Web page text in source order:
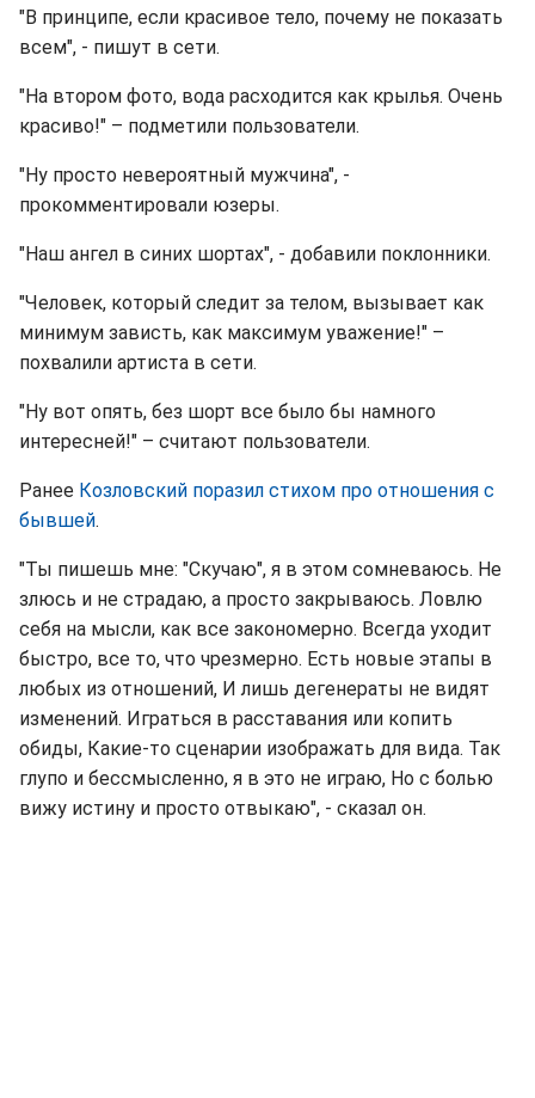
"В принципе, если красивое тело, почему не показать
всем", - пишут в сети.
"На втором фото, вода расходится как крылья. Очень
красиво!" – подметили пользователи.
"Ну просто невероятный мужчина", -
прокомментировали юзеры.
"Наш ангел в синих шортах", - добавили поклонники.
"Человек, который следит за телом, вызывает как
минимум зависть, как максимум уважение!" –
похвалили артиста в сети.
"Ну вот опять, без шорт все было бы намного
интересней!" – считают пользователи.
Ранее Козловский поразил стихом про отношения с
бывшей.
"Ты пишешь мне: "Скучаю", я в этом сомневаюсь. Не
злюсь и не страдаю, а просто закрываюсь. Ловлю
себя на мысли, как все закономерно. Всегда уходит
быстро, все то, что чрезмерно. Есть новые этапы в
любых из отношений, И лишь дегенераты не видят
изменений. Играться в расставания или копить
обиды, Какие-то сценарии изображать для вида. Так
глупо и бессмысленно, я в это не играю, Но с болью
вижу истину и просто отвыкаю", - сказал он.